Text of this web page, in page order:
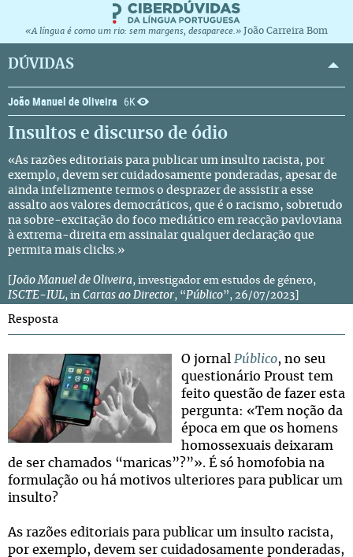
«A língua é como um rio: sem margens, desaparece.» João Carreira Bom
DÚVIDAS
João Manuel de Oliveira 6K
Insultos e discurso de ódio
«As razões editoriais para publicar um insulto racista, por
exemplo, devem ser cuidadosamente ponderadas, apesar de
ainda infelizmente termos o desprazer de assistir a esse
assalto aos valores democráticos, que é o racismo, sobretudo
na sobre-excitação do foco mediático em reacção pavloviana
à extrema-direita em assinalar qualquer declaração que
permita mais clicks.»
João Manuel de Oliveira, investigador em estudos de género,
ISCTE-IUL, in Cartas ao Director, “Público”, 26/07/2023]
Resposta
O jornal Público, no seu
questionário Proust tem
feito questão de fazer esta
pergunta: «Tem noção da
época em que os homens
homossexuais deixaram
de ser chamados “maricas”?”». É só homofobia na
formulação ou há motivos ulteriores para publicar um
insulto?
As razões editoriais para publicar um insulto racista,
por exemplo, devem ser cuidadosamente ponderadas,